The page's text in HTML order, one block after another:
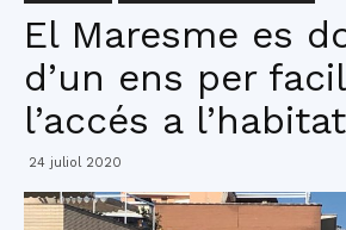
Comarcal
del
El Maresme es
d’un ens per
l’accés a
24 juliol 2020